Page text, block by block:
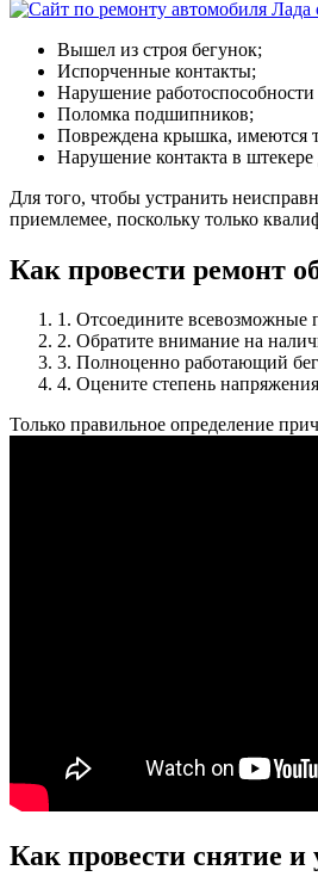
Вышел из строя бегунок;
Испорченные контакты;
Нарушение работоспособности
Поломка подшипников;
Повреждена крышка, имеются
Нарушение контакта в штекере
Для того, чтобы устранить
приемлемее, поскольку только
Как провести ремонт
1. Отсоедините всевозможные
2. Обратите внимание на
3. Полноценно работающий
4. Оцените степень
Только правильное определение
Как провести снятие и